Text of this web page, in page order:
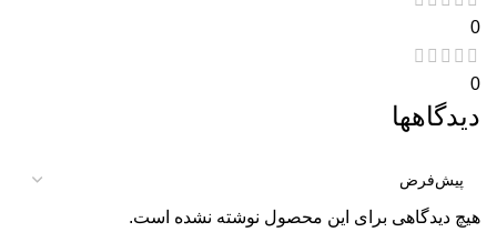
0
0
دیدگاهها
هیچ دیدگاهی برای این محصول نوشته نشده است.